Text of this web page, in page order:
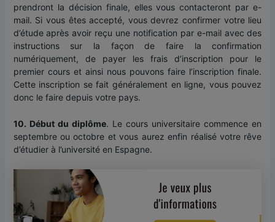
prendront la décision finale, elles vous contacteront par e-
mail. Si vous êtes accepté, vous devrez confirmer votre lieu
d’étude après avoir reçu une notification par e-mail avec des
instructions sur la façon de faire la confirmation
numériquement, de payer les frais d’inscription pour le
premier cours et ainsi nous pouvons faire l’inscription finale.
Cette inscription se fait généralement en ligne, vous pouvez
donc le faire depuis votre pays.
10. Début du diplôme. Le cours universitaire commence en
septembre ou octobre et vous aurez enfin réalisé votre rêve
d’étudier à l’université en Espagne.